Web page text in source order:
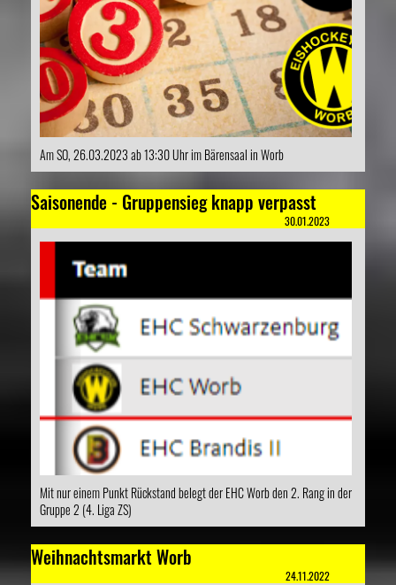
Am SO, 26.03.2023 ab 13:30 Uhr im Bärensaal in Worb
Saisonende - Gruppensieg knapp verpasst
30.01.2023
Mit nur einem Punkt Rückstand belegt der EHC Worb den 2. Rang in der
Gruppe 2 (4. Liga ZS)
Weihnachtsmarkt Worb
24.11.2022